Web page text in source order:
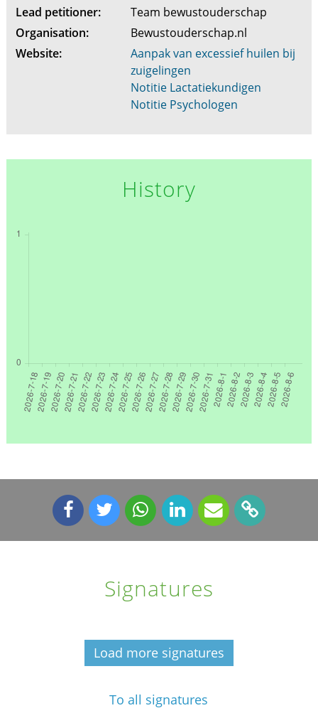
Lead petitioner:
Team bewustouderschap
Organisation:
Bewustouderschap.nl
Website:
Aanpak van excessief huilen bij
zuigelingen
Notitie Lactatiekundigen
Notitie Psychologen
History
Signatures
Load more signatures
To all signatures